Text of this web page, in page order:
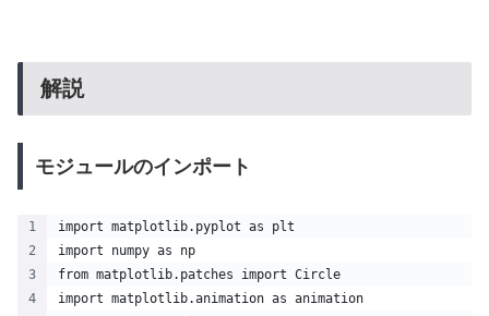
解説
モジュールのインポート
import matplotlib.pyplot as plt
import numpy as np
from matplotlib.patches import Circle
import matplotlib.animation as animation